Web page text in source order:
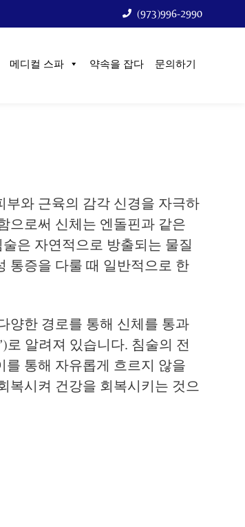
(973)996-2990
메디컬 스파 약속을 잡다 문의하기
와 근육의 감각 신경을 자극하
으로써 신체는 엔돌핀과 같은
은 자연적으로 방출되는 물질
통증을 다룰 때 일반적으로 한
양한 경로를 통해 신체를 통과
로 알려져 있습니다. 침술의 전
통해 자유롭게 흐르지 않을
복시켜 건강을 회복시키는 것으